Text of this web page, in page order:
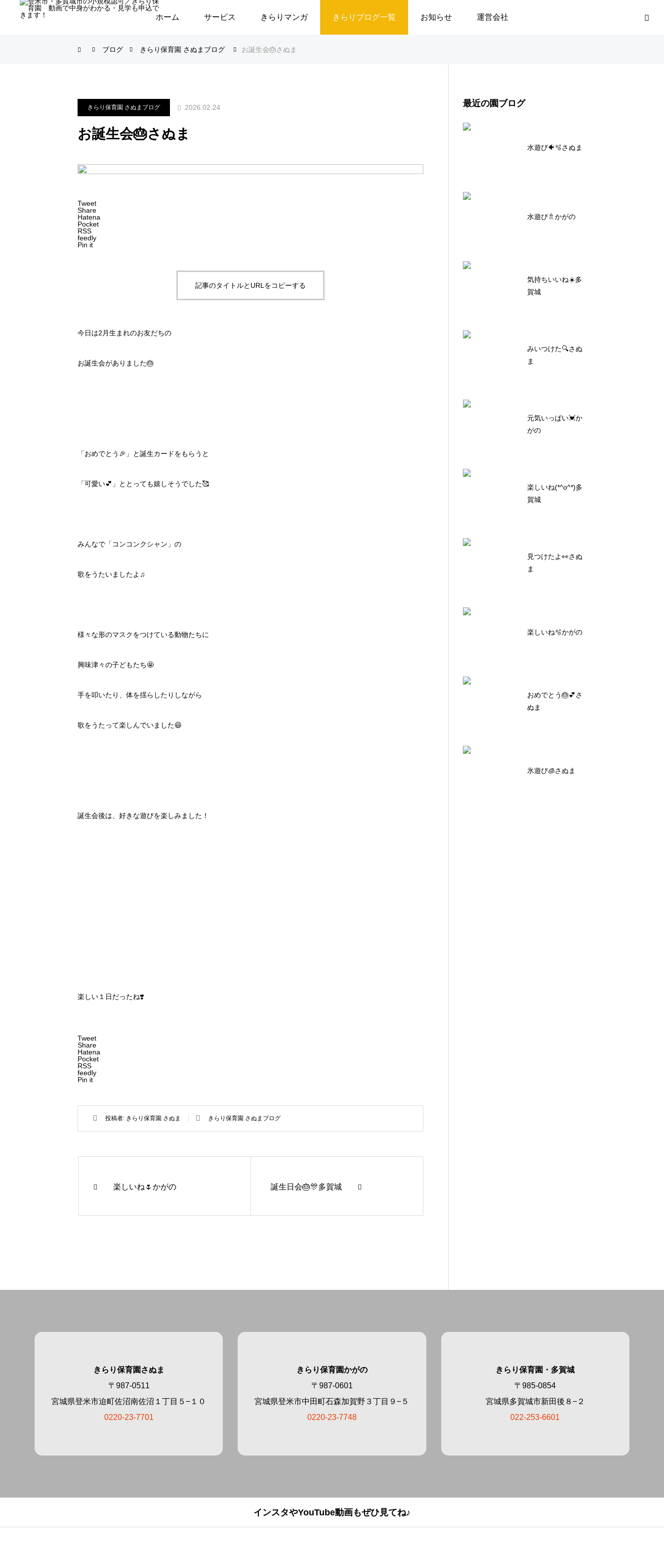
ホーム サービス きらりマンガ きらりブログ一覧 お知らせ 運営会社
ブログ きらり保育園 さぬまブログ お誕生会🎂さぬま
きらり保育園 さぬまブログ 2026.02.24
お誕生会🎂さぬま
Tweet
Share
Hatena
Pocket
RSS
feedly
Pin it
記事のタイトルとURLをコピーする
今日は2月生まれのお友だちの
お誕生会がありました🎂
「おめでとう🎉」と誕生カードをもらうと
「可愛い💕」ととっても嬉しそうでした🥰
みんなで「コンコンクシャン」の
歌をうたいましたよ♫
様々な形のマスクをつけている動物たちに
興味津々の子どもたち🤩
手を叩いたり、体を揺らしたりしながら
歌をうたって楽しんでいました😆
誕生会後は、好きな遊びを楽しみました！
楽しい１日だったね❣️
Tweet
Share
Hatena
Pocket
RSS
feedly
Pin it
投稿者: きらり保育園 さぬま きらり保育園 さぬまブログ
楽しいね🌷かがの 誕生日会🎂🎊多賀城
最近の園ブログ
水遊び🐠🫧さぬま
水遊び🚿かがの
気持ちいいね☀️多
賀城
みいつけた🔍さぬ
ま
元気いっぱい💓か
がの
楽しいね(*^o^*)多
賀城
見つけたよ👀さぬ
ま
楽しいね🫧かがの
おめでとう🎂💕さ
ぬま
氷遊び🧊さぬま
きらり保育園さぬま
〒987-0511
宮城県登米市迫町佐沼南佐沼１丁目５−１０
0220-23-7701
きらり保育園かがの
〒987-0601
宮城県登米市中田町石森加賀野３丁目９−５
0220-23-7748
きらり保育園・多賀城
〒985-0854
宮城県多賀城市新田後８−２
022-253-6601
インスタやYouTube動画もぜひ見てね♪